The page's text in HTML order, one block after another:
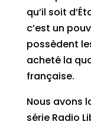
qu’il soit
c’est un
possèdent
acheté la
française.
Nous avons
série Radio